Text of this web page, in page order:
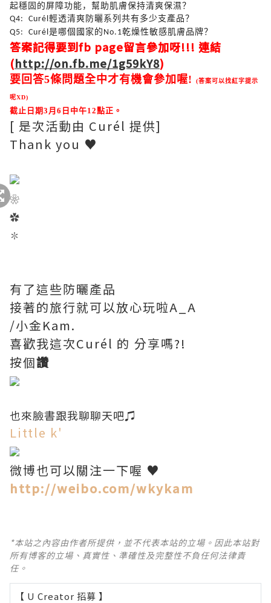
起穩固的屏障功能，幫助肌膚保持清爽保濕？
Q4: Curé 輕透清爽防曬系列共有多少支產品？
Q5: Curé 是哪個國家的 No.1乾燥性敏感肌膚品牌？
答案記得要到fb page留言參加呀!!! 連結
(http://on.fb.me/1g59kY8)
要回答5條問題全中才有機會參加喔! (答案可以找紅字提示
呢XD)
截止日期3月6日中午12點正。
[ 是次活動由 Curél 提供]
Thank you ♥
❀
✿
✽
有了這些防曬產品
接著的旅行就可以放心玩啦A_A
/小金Kam.
喜歡我這次Curél 的 分享嗎?!
按個讚
也來臉書跟我聊聊天吧♫
Little k'
微博也可以關注一下喔 ♥
http://weibo.com/wkykam
*本站之內容由作者所提供，並不代表本站的立場。因此本站對
所有博客的立場、真實性、準確性及完整性不負任何法律責
任。
【 U Creator 招募 】